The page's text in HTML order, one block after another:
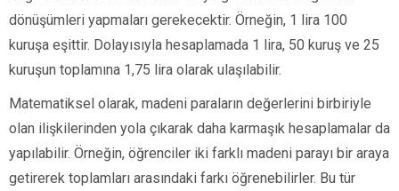
dönüşümleri yapmaları gerekecektir. Örneğin, 1 lira 100
kuruşa eşittir. Dolayısıyla hesaplamada 1 lira, 50 kuruş ve 25
kuruşun toplamına 1,75 lira olarak ulaşılabilir.
Matematiksel olarak, madeni paraların değerlerini birbiriyle
olan ilişkilerinden yola çıkarak daha karmaşık hesaplamalar da
yapılabilir. Örneğin, öğrenciler iki farklı madeni parayı bir araya
getirerek toplamları arasındaki farkı öğrenebilirler. Bu tür